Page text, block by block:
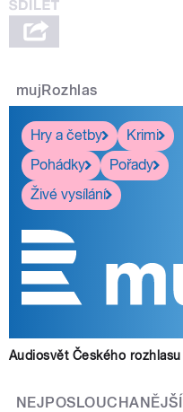
mujRozhlas
Hry a četby
Krimi
Pohádky
Pořady
Živé vysílání
Audiosvět Českého
NEJPOSLOUCHANĚJŠÍ